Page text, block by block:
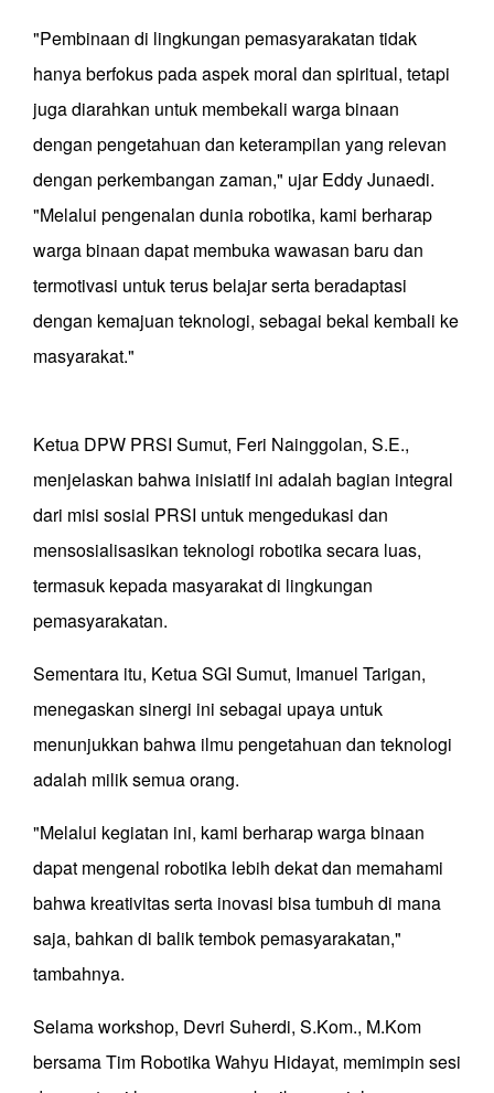
"Pembinaan di lingkungan pemasyarakatan tidak
hanya berfokus pada aspek moral dan spiritual, tetapi
juga diarahkan untuk membekali warga binaan
dengan pengetahuan dan keterampilan yang relevan
dengan perkembangan zaman," ujar Eddy Junaedi.
"Melalui pengenalan dunia robotika, kami berharap
warga binaan dapat membuka wawasan baru dan
termotivasi untuk terus belajar serta beradaptasi
dengan kemajuan teknologi, sebagai bekal kembali ke
masyarakat."
Ketua DPW PRSI Sumut, Feri Nainggolan, S.E.,
menjelaskan bahwa inisiatif ini adalah bagian integral
dari misi sosial PRSI untuk mengedukasi dan
mensosialisasikan teknologi robotika secara luas,
termasuk kepada masyarakat di lingkungan
pemasyarakatan.
Sementara itu, Ketua SGI Sumut, Imanuel Tarigan,
menegaskan sinergi ini sebagai upaya untuk
menunjukkan bahwa ilmu pengetahuan dan teknologi
adalah milik semua orang.
"Melalui kegiatan ini, kami berharap warga binaan
dapat mengenal robotika lebih dekat dan memahami
bahwa kreativitas serta inovasi bisa tumbuh di mana
saja, bahkan di balik tembok pemasyarakatan,"
tambahnya.
Selama workshop, Devri Suherdi, S.Kom., M.Kom
bersama Tim Robotika Wahyu Hidayat, memimpin sesi